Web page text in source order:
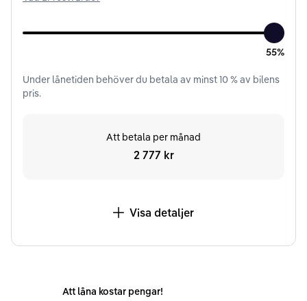
55%
Under lånetiden behöver du betala av minst10% av bilens
pris.
Att betala per månad
2 777 kr
Visa detaljer
Att låna kostar pengar!